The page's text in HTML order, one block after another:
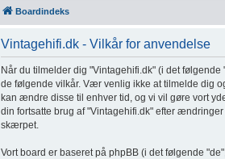
Boardindeks
Vintagehifi.dk - Vilkår for anvendelse
Når du tilmelder dig "Vintagehifi.dk" (i det
de følgende vilkår. Vær venlig ikke at tilmelde dig
kan ændre disse til enhver tid, og vi vil gøre vort
din fortsatte brug af "Vintagehifi.dk" efter
skærpet.
Vort board er baseret på phpBB (i det følgende